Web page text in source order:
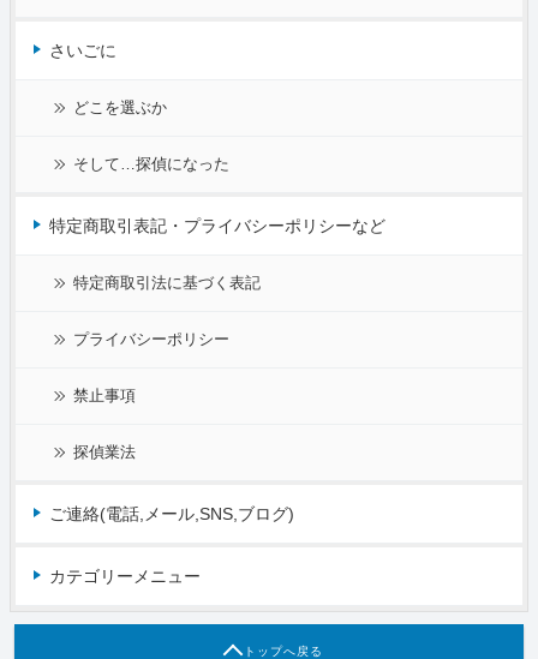
さいごに
どこを選ぶか
そして…探偵になった
特定商取引表記・プライバシーポリシーなど
特定商取引法に基づく表記
プライバシーポリシー
禁止事項
探偵業法
ご連絡(電話,メール,SNS,ブログ)
カテゴリーメニュー
トップへ戻る